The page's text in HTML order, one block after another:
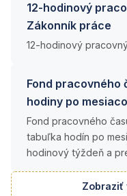
12-hodinový
Zákonník práce
12-hodinový
Fond pracovného
hodiny po
Fond pracovného
tabuľka hodín po
hodinový týždeň a
Zobraziť